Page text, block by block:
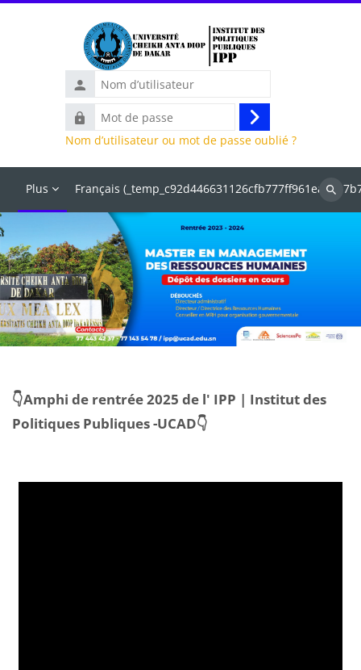
Nom
d’utilisateur
Mot
de
Connexion
Nom d’utilisateur ou mot de passe oublié ?
Plus Français
👇Amphi de rentrée 2025 de l' IPP | Institut des
Politiques Publiques -UCAD👇